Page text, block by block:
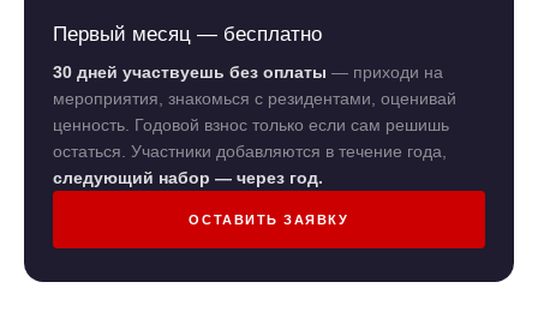
Первый месяц — бесплатно
30 дней участвуешь без оплаты — приходи на
мероприятия, знакомься с резидентами, оценивай
ценность. Годовой взнос только если сам решишь
остаться. Участники добавляются в течение года,
следующий набор — через год.
ОСТАВИТЬ ЗАЯВКУ